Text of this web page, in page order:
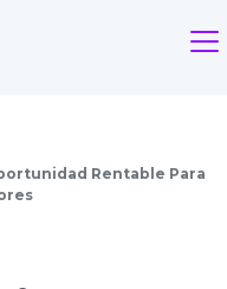
Rentable Para